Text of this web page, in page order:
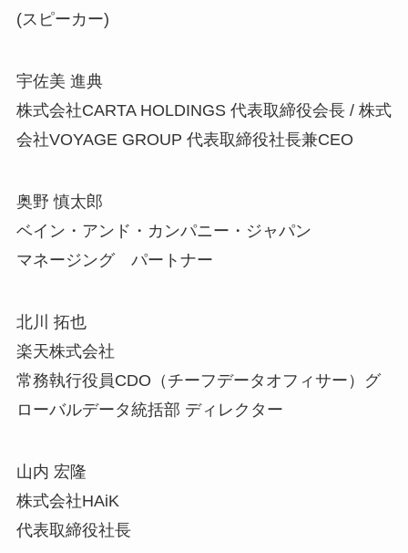
(スピーカー)
宇佐美 進典
株式会社CARTA HOLDINGS 代表取締役会長 / 株式
会社VOYAGE GROUP 代表取締役社長兼CEO
奥野 慎太郎
ベイン・アンド・カンパニー・ジャパン
マネージング パートナー
北川 拓也
楽天株式会社
常務執行役員CDO（チーフデータオフィサー）グ
ローバルデータ統括部 ディレクター
山内 宏隆
株式会社HAiK
代表取締役社長